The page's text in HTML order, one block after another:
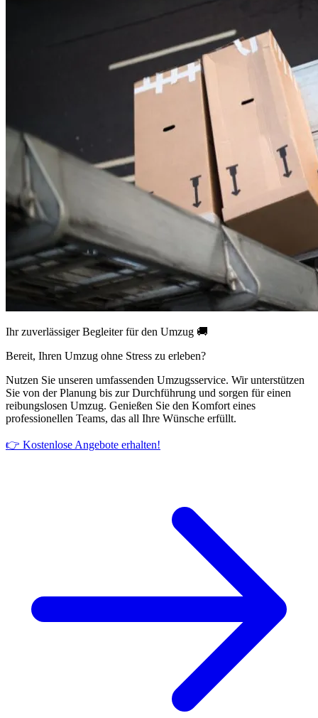
Ihr zuverlässiger Begleiter für den Umzug 🚚
Bereit, Ihren Umzug ohne Stress zu erleben?
Nutzen Sie unseren umfassenden Umzugsservice. Wir unterstützen
Sie von der Planung bis zur Durchführung und sorgen für einen
reibungslosen Umzug. Genießen Sie den Komfort eines
professionellen Teams, das all Ihre Wünsche erfüllt.
👉 Kostenlose Angebote erhalten!